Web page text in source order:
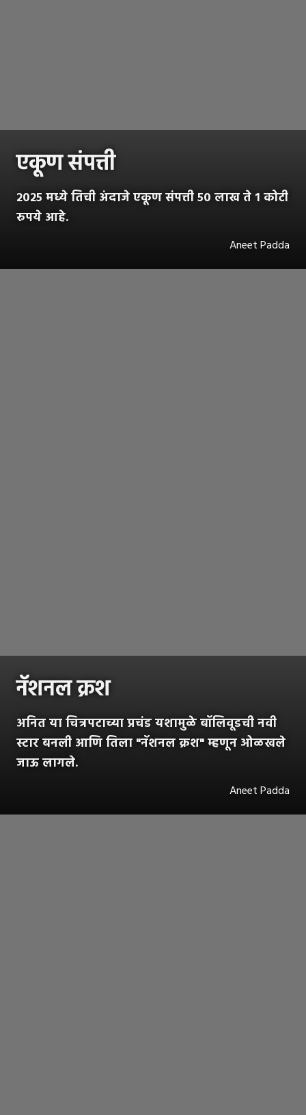
एकूण संपत्ती
२०२५ मध्ये तिची अंदाजे एकूण संपत्ती ५० लाख ते १ कोटी
रुपये आहे.
Aneet Padda
नॅशनल क्रश
अनित या चित्रपटाच्या प्रचंड यशामुळे बॉलिवूडची नवी
स्टार बनली आणि तिला "नॅशनल क्रश" म्हणून ओळखले
जाऊ लागले.
Aneet Padda